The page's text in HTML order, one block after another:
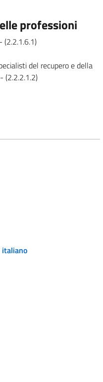
professioni
(2.2.1.6.1)
del recupero e della
(2.2.2.1.2)
italiano